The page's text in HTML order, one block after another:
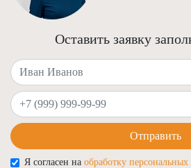
Оставить заявку
Ваше имя
Ваш телефон
Отправить
Я согласен на обработку